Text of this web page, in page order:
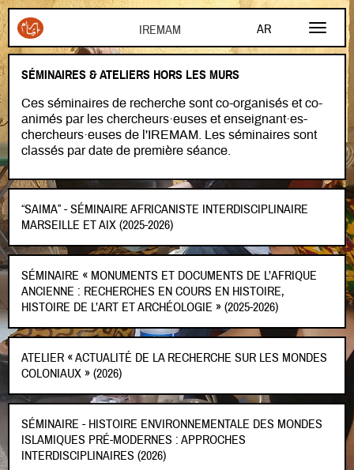
AR
FR
Aller au contenu principal
SÉMINAIRES & ATELIERS HORS LES MURS
Ces séminaires de recherche sont co-organisés et co-
animés par les chercheurs·euses et enseignant·es-
chercheurs·euses de l'IREMAM. Les séminaires sont
classés par date de première séance.
“SAIMA” - SÉMINAIRE AFRICANISTE INTERDISCIPLINAIRE
MARSEILLE ET AIX (2025-2026)
SÉMINAIRE « MONUMENTS ET DOCUMENTS DE L’AFRIQUE
ANCIENNE : RECHERCHES EN COURS EN HISTOIRE,
HISTOIRE DE L’ART ET ARCHÉOLOGIE » (2025-2026)
ATELIER « ACTUALITÉ DE LA RECHERCHE SUR LES MONDES
COLONIAUX » (2026)
SÉMINAIRE - HISTOIRE ENVIRONNEMENTALE DES MONDES
ISLAMIQUES PRÉ-MODERNES : APPROCHES
INTERDISCIPLINAIRES (2026)